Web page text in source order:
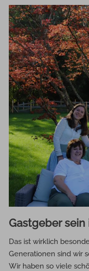
Gastgeber
Das ist wirklich
Generationen sind wir
Wir haben so viele